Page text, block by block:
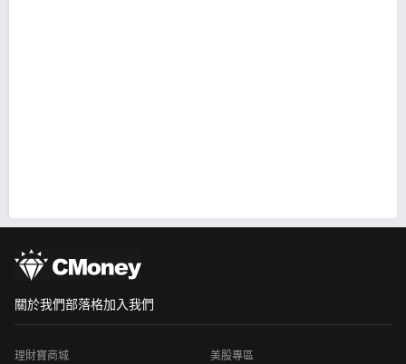
關於我們部落格加入我們
理財寶商城 美股專區